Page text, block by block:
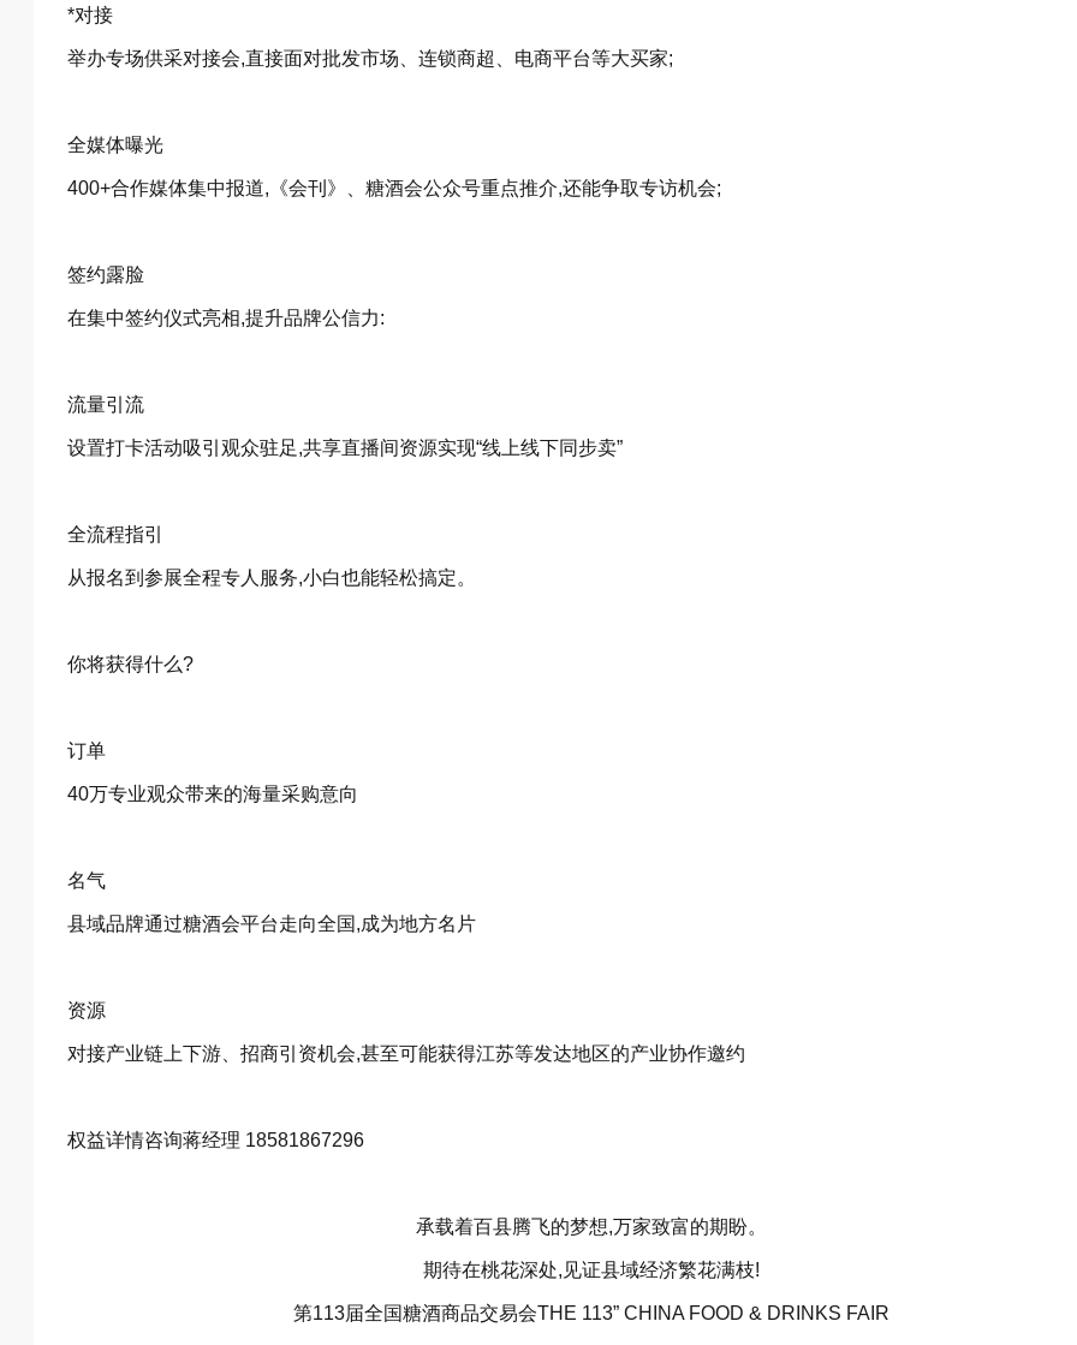
*对接
举办专场供采对接会,直接面对批发市场、连锁商超、电商平台等大买家;
全媒体曝光
400+合作媒体集中报道,《会刊》、糖酒会公众号重点推介,还能争取专访机会;
签约露脸
在集中签约仪式亮相,提升品牌公信力:
流量引流
设置打卡活动吸引观众驻足,共享直播间资源实现“线上线下同步卖”
全流程指引
从报名到参展全程专人服务,小白也能轻松搞定。
你将获得什么?
订单
40万专业观众带来的海量采购意向
名气
县域品牌通过糖酒会平台走向全国,成为地方名片
资源
对接产业链上下游、招商引资机会,甚至可能获得江苏等发达地区的产业协作邀约
权益详情咨询蒋经理 18581867296
承载着百县腾飞的梦想,万家致富的期盼。
期待在桃花深处,见证县域经济繁花满枝!
第113届全国糖酒商品交易会THE 113” CHINA FOOD & DRINKS FAIR